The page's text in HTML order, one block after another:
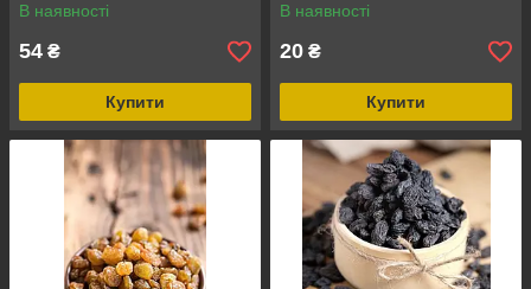
В наявності
54 ₴
Купити
В наявності
20 ₴
Купити